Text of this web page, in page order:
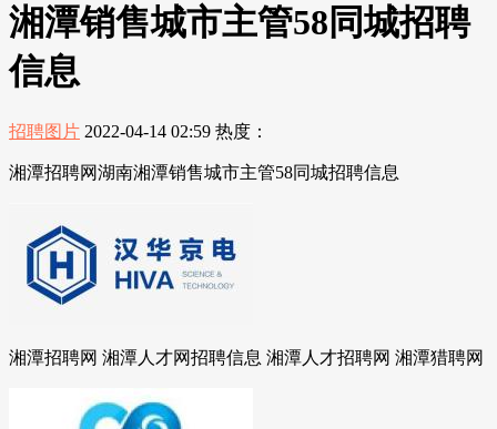
湘潭销售城市主管58同城招聘
信息
招聘图片 2022-04-14 02:59 热度：
湘潭招聘网湖南湘潭销售城市主管58同城招聘信息
湘潭招聘网 湘潭人才网招聘信息 湘潭人才招聘网 湘潭猎聘网